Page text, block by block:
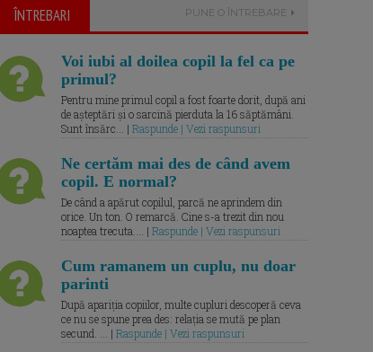
ÎNTREBARI PUNE O ÎNTREBARE
Voi iubi al doilea copil la fel ca pe
primul?
Pentru mine primul copil a fost foarte dorit, după ani
de așteptări și o sarcină pierduta la 16 săptămâni.
Sunt însărc... | Raspunde | Vezi raspunsuri
Ne certăm mai des de când avem
copil. E normal?
De când a apărut copilul, parcă ne aprindem din
orice. Un ton. O remarcă. Cine s-a trezit din nou
noaptea trecuta.... | Raspunde | Vezi raspunsuri
Cum ramanem un cuplu, nu doar
parinti
După apariția copiilor, multe cupluri descoperă ceva
ce nu se spune prea des: relația se mută pe plan
secund. ... | Raspunde | Vezi raspunsuri